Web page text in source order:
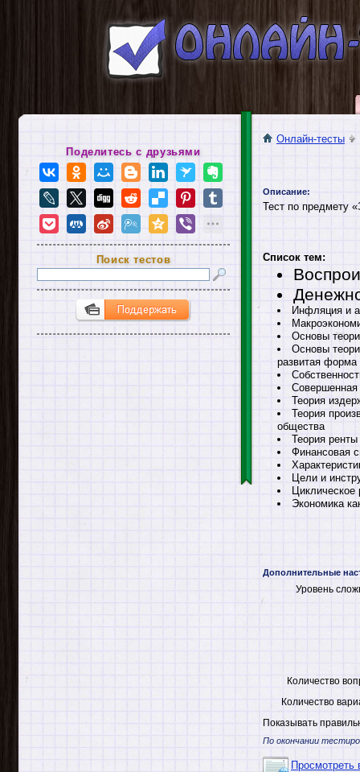
Онлайн-тесты
Описание:
Тест по предмету
Список тем:
Инфляция и
Основы
Основы
развитая
Совершенная
Теория
Теория
общества
Теория ренты
Финансовая
Цели и
Циклическое
Экономика
Дополнительные
Уровень
Количество
Количество
Показывать
По окончании
Просмотреть
Поделитесь с друзьями
Поиск тестов